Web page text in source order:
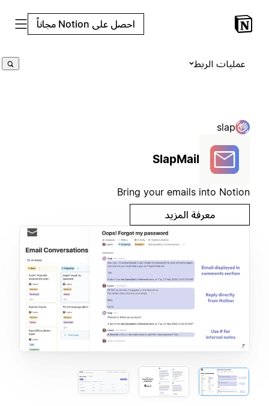
احصل على Notion مجاناً
عمليات الربط
slap
SlapMail
Bring your emails into Notion
معرفة المزيد